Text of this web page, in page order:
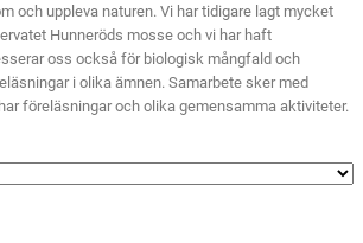
och uppleva naturen. Vi har tidigare lagt mycket
Hunneröds mosse och vi har haft
oss också för biologisk mångfald och
i olika ämnen. Samarbete sker med
föreläsningar och olika gemensamma aktiviteter.